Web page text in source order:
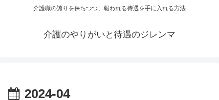
介護職の誇りを保ちつつ、報われる待遇を手に入れる方法
介護のやりがいと待遇のジレンマ
2024-04